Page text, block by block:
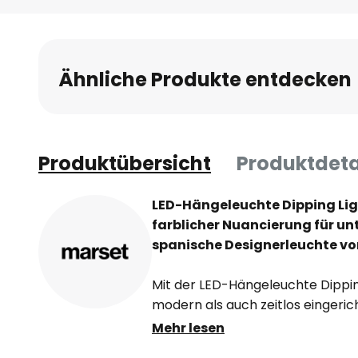
Ähnliche Produkte entdecken
Produktübersicht
LED-Hängeleuchte Dipping
farblicher Nuancierung für
spanische Designerleuchte
Mit der LED-Hängeleuchte
modern als auch zeitlos
effektvoll gestalten. Der
Mehr lesen